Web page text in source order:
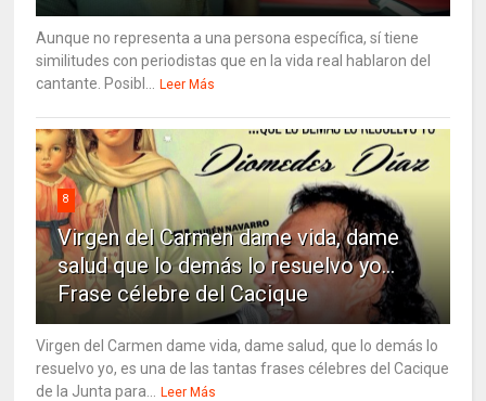
Aunque no representa a una persona específica, sí tiene
similitudes con periodistas que en la vida real hablaron del
cantante. Posibl...
Leer Más
8
Virgen del Carmen dame vida, dame
salud que lo demás lo resuelvo yo…
Frase célebre del Cacique
Virgen del Carmen dame vida, dame salud, que lo demás lo
resuelvo yo, es una de las tantas frases célebres del Cacique
de la Junta para...
Leer Más